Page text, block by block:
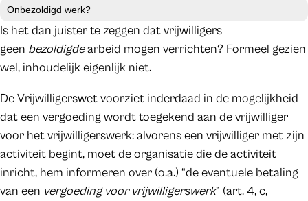
Onbezoldigd werk?
Is het dan juister te zeggen dat vrijwilligers
geen bezoldigdearbeid mogen verrichten? Formeel gezien
wel, inhoudelijk eigenlijk niet.
De Vrijwilligerswet voorziet inderdaad in de mogelijkheid
dat een vergoeding wordt toegekend aan de vrijwilliger
voor het vrijwilligerswerk: alvorens een vrijwilliger met zijn
activiteit begint, moet de organisatie die de activiteit
inricht, hem informeren over (o.a.) “de eventuele betaling
van een vergoeding voor vrijwilligerswerk” (art. 4, c,